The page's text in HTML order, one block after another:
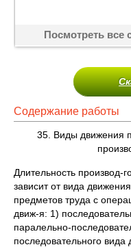
Посмотреть все
Содержание работы
35. Виды движения
Длительность производ-
зависит от вида
предметов труда с
движ-я: 1)
паралельно-
последовательного